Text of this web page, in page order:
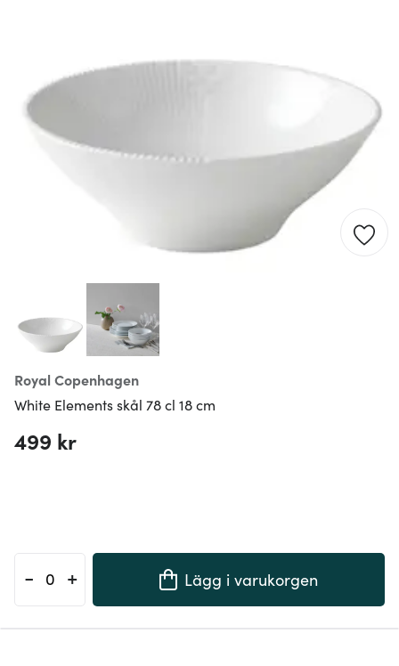
Royal Copenhagen
White Elements skål 78 cl 18 cm
499 kr
- + Lägg i varukorgen